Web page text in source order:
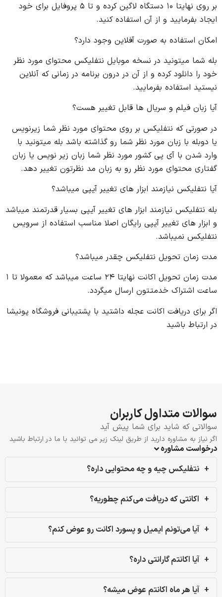
بر روی نهایتا ۱۰ دستگاه لاگین کرده و تا ۵ پروفایل برای خود
ایجاد بفرمایید و از آن استفاده کنید.
امکان استفاده به صورت آفلاین وجود دارد؟
بله شما میتونید در نسخه موبایل نتفلیکس محتوای مورد نظر
خود را دانلود کرده و از آن در درون برنامه در زمانی که آنلاین
نیستید استفاده بفرمایید.
آیا زبان فیلم و سریال ها قابل تغییر هست؟
در صورتی که نتفلیکس بر روی محتوای مورد نظر شما زیرنویس
یا دوبله با زبان مورد نظر شما رو گذاشته باشد بله میتونید با
وارد شدن با آی پی کشور مورد نظر شما زبان زیر نویس یا زبان
گفتاری محتوای مورد نظر رو به زبان مد نظرتون تغییر دهد.
آیا نتفلیکس نیازمند ابزار های تغییر آیپی میباشد؟
بله نتفلیکس نیازمند ابزار های تغییر آیپی بسیار قدرتمند میباشد
و ابزار های تغییر آیپی رایگان اصلا مناسب استفاده از سرویس
نتفلیکس نمیباشد.
مدت زمان تحویل نتفلیکس چقدر میباشد؟
مدت زمان تحویل اکانت نهایتا ۲۴ ساعت میباشد که معمولا تا ۱
ساعت اشتراک خدمتتون ارسال میگردد.
اگر برای دریافت اکانت عجله داشتید با پشتیبانی فروشگاه پونیشا
در ارتباط باشید
سوالات متداول کاربران
سوالاتی که شاید برای شما پیش آید
اگر نیاز به مشاوره دارید از طریق لینک زیر می توانید با ما در ارتباط باشید
درخواست مشاوره
نتفلیکس چیه و چه محتوایی داره؟
اکانتی که دریافت می‌کنم چطوریه؟
آیا می‌تونم ایمیل و پسورد اکانت رو عوض کنم؟
آیا اکانتم گارانتی داره؟
آیا هر ماه اکانتم عوض میشه؟